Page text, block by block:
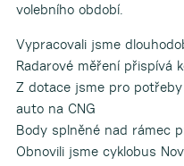
volebního období.
Vypracovali jsme
Radarové měření přispívá
Z dotace jsme pro
auto na CNG
Body splněné nad rámec
Obnovili jsme cyklobus